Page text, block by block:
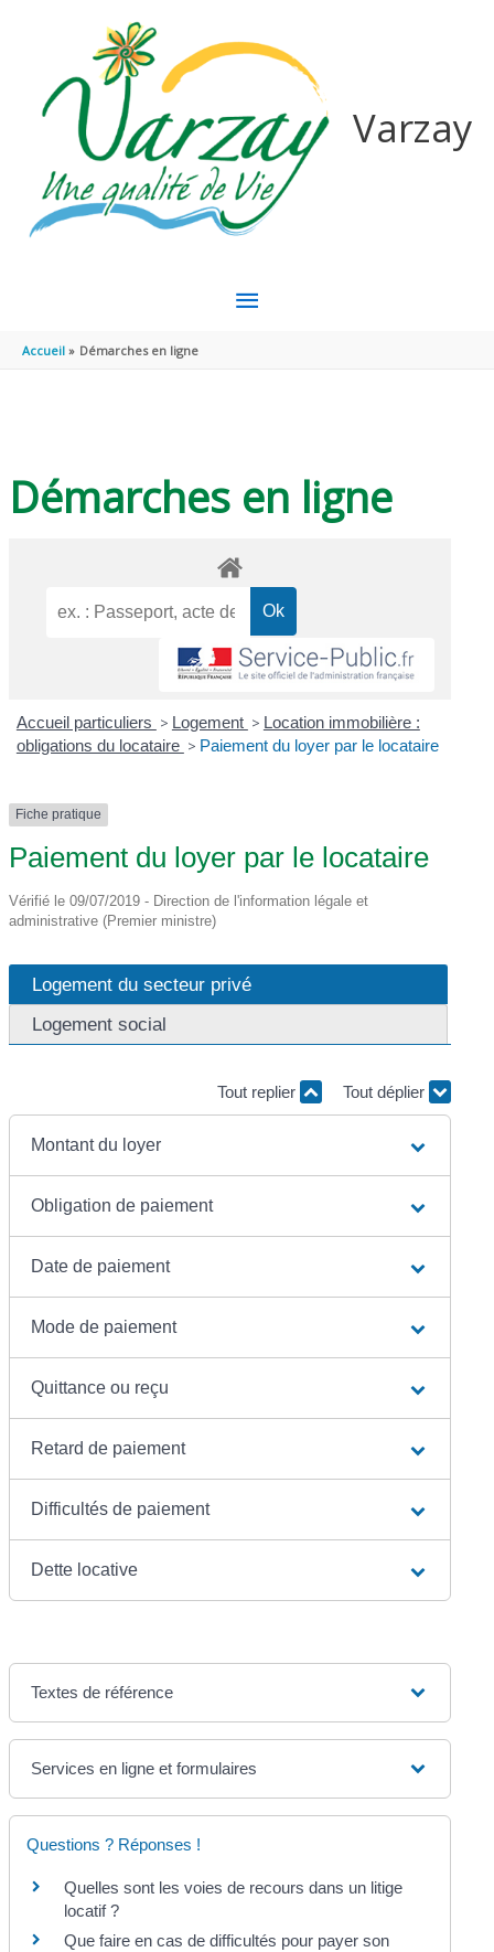
Varzay
MENU
Accueil Démarches en ligne
Démarches en ligne
Accueil particuliers > Logement > Location immobilière :
obligations du locataire > Paiement du loyer par le locataire
Fiche pratique
Paiement du loyer par le locataire
Vérifié le 09/07/2019 - Direction de l'information légale et
administrative (Premier ministre)
Logement du secteur privé
Logement social
Tout replier Tout déplier
Montant du loyer
Obligation de paiement
Date de paiement
Mode de paiement
Quittance ou reçu
Retard de paiement
Difficultés de paiement
Dette locative
Textes de référence
Services en ligne et formulaires
Questions ? Réponses !
Quelles sont les voies de recours dans un litige
locatif ?
Que faire en cas de difficultés pour payer son